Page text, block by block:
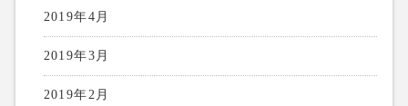
2019年4月
2019年3月
2019年2月